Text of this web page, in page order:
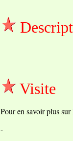
Visite
Pour en savoir plus
-